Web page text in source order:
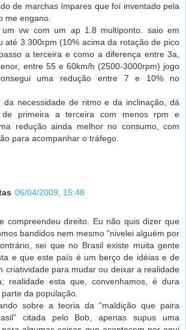
de marchas ímpares que foi inventado pela
me engano.
vw com um ap 1.8 multiponto. saio em
até 3.300rpm (10% acima da rotação de pico
a terceira e como a diferença entre 3a,
entre 55 e 60km/h (2500-3000rpm) jogo
uma redução entre 7 e 10% no
da necessidade de ritmo e da inclinação, dá
de primeira a terceira com menos rpm e
redução ainda melhor no consumo, com
para acompanhar o tráfego.
06/04/2009, 15:48
compreendeu direito. Eu não quis dizer que
bandidos nem mesmo "nivelei alguém por
sei que no Brasil existe muita gente
e que este país é um berço de idéias e de
criatividade para mudar ou deixar a realidade
realidade esta que, convenhamos, é dura
da população.
sobre a teoria da “maldição que paira
citada pelo Bob, apenas supus uma